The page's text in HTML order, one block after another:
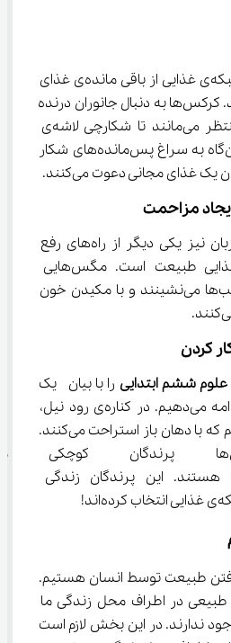
عده‌ای از جانداران در شبکه‌ی غذایی از باقی مانده‌ی غذای
شکارچیان تغذیه‌ می‌کنند. کرکس‌ها به دنبال جانوران درنده
می‌روند. این جانوران منتظر می‌مانند تا شکارچی لاشه‌ی
شکار خود را رها کند و آن‌گاه به سراغ پس‌مانده‌های شکار
مزاحمت
ایجاد مزاحمت برای میزبان نیز یکی دیگر از راه‌های رفع
گرسنگی در شبکه‌ی غذایی طبیعت است. مگس‌هایی
هستند که روی بدن اسب‌ها می‌نشینند و با مکیدن خون
کردن
ششم ابتدایی را با بیان  یک
نکته‌ی  بسیار جذاب ادامه می‌دهیم. در کناره‌ی رود نیل،
کروکودیل‌هایی را می‌بینیم که با دهان باز استراحت می‌کنند.
در دهان آن‌ها پرندگان
کروکودیل‌ها هستند. این پرندگان زندگی
طبیعت توسط انسان هستیم.
از زیستگاه‌های طبیعی در اطراف محل زندگی ما
وجود ندارند. در این بخش لازم است